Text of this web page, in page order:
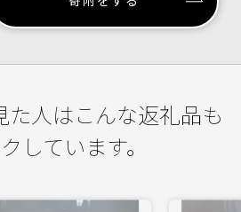
た人はこんな返礼品も
しています。